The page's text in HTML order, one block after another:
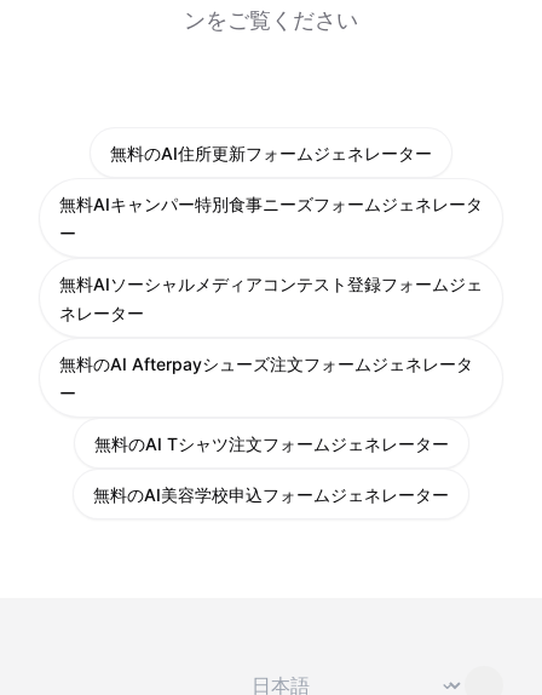
ンをご覧ください
無料のAI住所更新フォームジェネレーター
無料AIキャンパー特別食事ニーズフォームジェネレータ
ー
無料AIソーシャルメディアコンテスト登録フォームジェ
ネレーター
無料のAI Afterpayシューズ注文フォームジェネレータ
ー
無料のAI Tシャツ注文フォームジェネレーター
無料のAI美容学校申込フォームジェネレーター
言語を変更 ⌄